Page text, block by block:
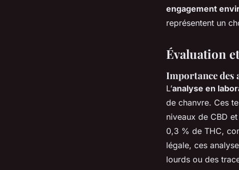
engagement
représentent un
Évaluation
Importance
L’analyse en
de chanvre. Ces
niveaux de CBD
0,3 % de THC,
légale, ces
lourds ou des